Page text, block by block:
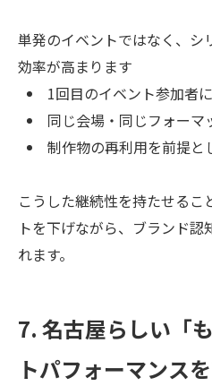
単発のイベントではなく、シ
効率が高まります
1回目のイベント参加者
同じ会場・同じフォーマ
制作物の再利用を前提と
こうした継続性を持たせるこ
トを下げながら、ブランド
れます。
7. 名古屋らしい「
トパフォーマンス